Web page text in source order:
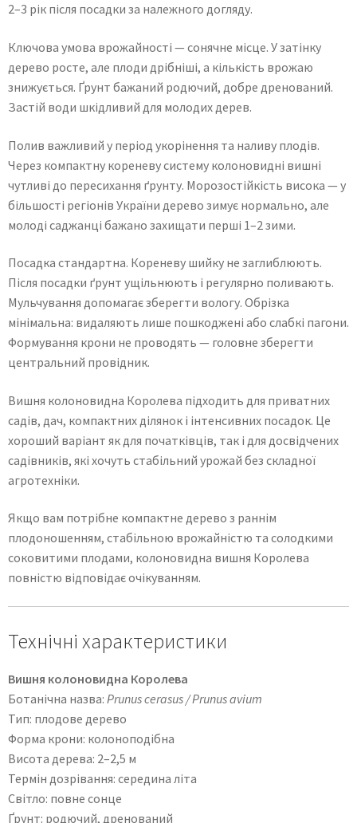
2–3 рік після посадки за належного догляду.
Ключова умова врожайності — сонячне місце. У затінку
дерево росте, але плоди дрібніші, а кількість врожаю
знижується. Ґрунт бажаний родючий, добре дренований.
Застій води шкідливий для молодих дерев.
Полив важливий у період укорінення та наливу плодів.
Через компактну кореневу систему колоновидні вишні
чутливі до пересихання ґрунту. Морозостійкість висока — у
більшості регіонів України дерево зимує нормально, але
молоді саджанці бажано захищати перші 1–2 зими.
Посадка стандартна. Кореневу шийку не заглиблюють.
Після посадки ґрунт ущільнюють і регулярно поливають.
Мульчування допомагає зберегти вологу. Обрізка
мінімальна: видаляють лише пошкоджені або слабкі пагони.
Формування крони не проводять — головне зберегти
центральний провідник.
Вишня колоновидна Королева підходить для приватних
садів, дач, компактних ділянок і інтенсивних посадок. Це
хороший варіант як для початківців, так і для досвідчених
садівників, які хочуть стабільний урожай без складної
агротехніки.
Якщо вам потрібне компактне дерево з раннім
плодоношенням, стабільною врожайністю та солодкими
соковитими плодами, колоновидна вишня Королева
повністю відповідає очікуванням.
Технічні характеристики
Вишня колоновидна Королева
Ботанічна назва: Prunus cerasus / Prunus avium
Тип: плодове дерево
Форма крони: колоноподібна
Висота дерева: 2–2,5 м
Термін дозрівання: середина літа
Світло: повне сонце
Ґрунт: родючий, дренований